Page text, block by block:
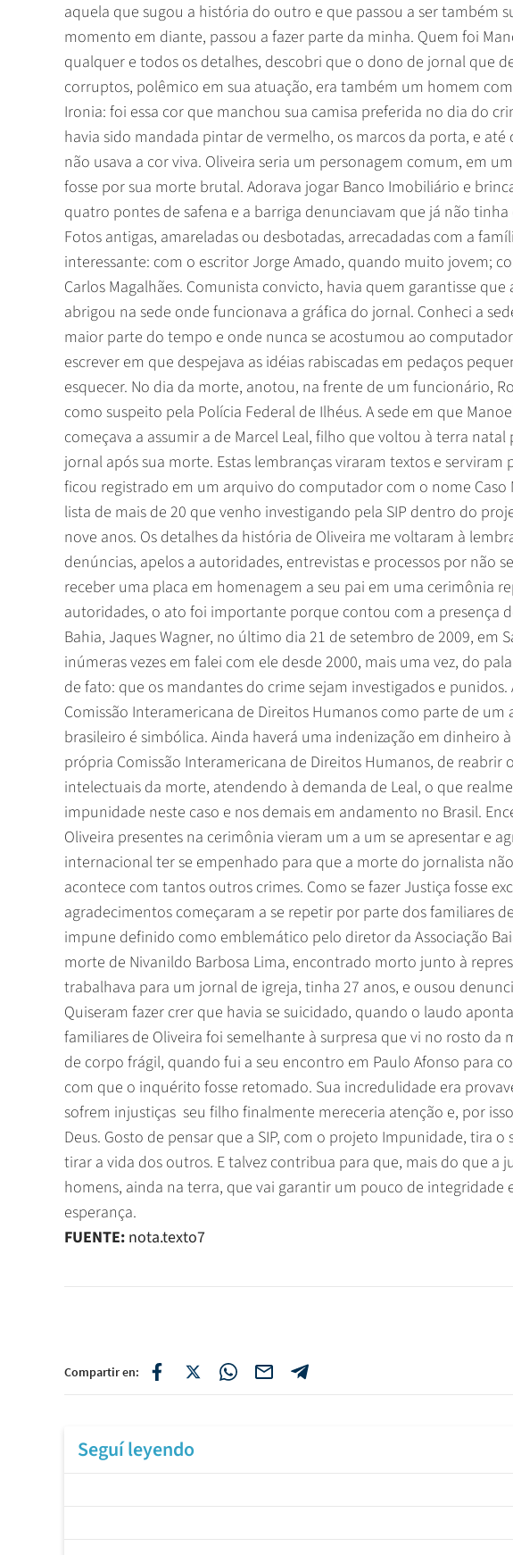
aquela que sugou a história do outro e que passou a ser também
momento em diante, passou a fazer parte da minha. Quem foi
qualquer e todos os detalhes, descobri que o dono de jornal que
corruptos, polêmico em sua atuação, era também um homem
Ironia: foi essa cor que manchou sua camisa preferida no dia do
havia sido mandada pintar de vermelho, os marcos da porta, e
não usava a cor viva. Oliveira seria um personagem comum, em
fosse por sua morte brutal. Adorava jogar Banco Imobiliário e
quatro pontes de safena e a barriga denunciavam que já não
Fotos antigas, amareladas ou desbotadas, arrecadadas com a
interessante: com o escritor Jorge Amado, quando muito jovem;
Carlos Magalhães. Comunista convicto, havia quem garantisse que
abrigou na sede onde funcionava a gráfica do jornal. Conheci a
maior parte do tempo e onde nunca se acostumou ao
escrever em que despejava as idéias rabiscadas em pedaços
esquecer. No dia da morte, anotou, na frente de um funcionário,
como suspeito pela Polícia Federal de Ilhéus. A sede em que
começava a assumir a de Marcel Leal, filho que voltou à terra
jornal após sua morte. Estas lembranças viraram textos e
ficou registrado em um arquivo do computador com o nome Caso
lista de mais de 20 que venho investigando pela SIP dentro do
nove anos. Os detalhes da história de Oliveira me voltaram à
denúncias, apelos a autoridades, entrevistas e processos por não
receber uma placa em homenagem a seu pai em uma cerimônia
autoridades, o ato foi importante porque contou com a presença
Bahia, Jaques Wagner, no último dia 21 de setembro de 2009, em
inúmeras vezes em falei com ele desde 2000, mais uma vez, do
de fato: que os mandantes do crime sejam investigados e
Comissão Interamericana de Direitos Humanos como parte de
brasileiro é simbólica. Ainda haverá uma indenização em dinheiro
própria Comissão Interamericana de Direitos Humanos, de reabrir
intelectuais da morte, atendendo à demanda de Leal, o que
impunidade neste caso e nos demais em andamento no Brasil.
Oliveira presentes na cerimônia vieram um a um se apresentar e
internacional ter se empenhado para que a morte do jornalista
acontece com tantos outros crimes. Como se fazer Justiça fosse
agradecimentos começaram a se repetir por parte dos familiares
impune definido como emblemático pelo diretor da Associação
morte de Nivanildo Barbosa Lima, encontrado morto junto à
trabalhava para um jornal de igreja, tinha 27 anos, e ousou
Quiseram fazer crer que havia se suicidado, quando o laudo
familiares de Oliveira foi semelhante à surpresa que vi no rosto da
de corpo frágil, quando fui a seu encontro em Paulo Afonso para
com que o inquérito fosse retomado. Sua incredulidade era
sofrem injustiças  seu filho finalmente mereceria atenção e, por
Deus. Gosto de pensar que a SIP, com o projeto Impunidade, tira
tirar a vida dos outros. E talvez contribua para que, mais do que a
homens, ainda na terra, que vai garantir um pouco de integridade
esperança.
FUENTE: nota.texto7
Compartir en:
Seguí leyendo